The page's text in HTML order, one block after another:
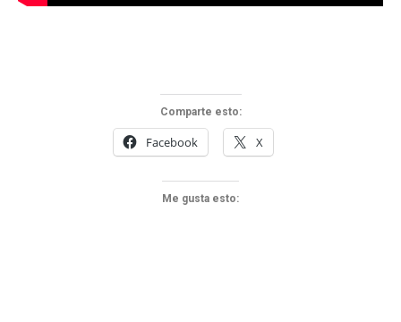
Comparte esto:
Facebook X
Me gusta esto: